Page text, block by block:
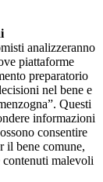
analizzeranno
piattaforme
preparatorio
nel bene e
Questi
informazioni
consentire
il bene comune,
contenuti malevoli